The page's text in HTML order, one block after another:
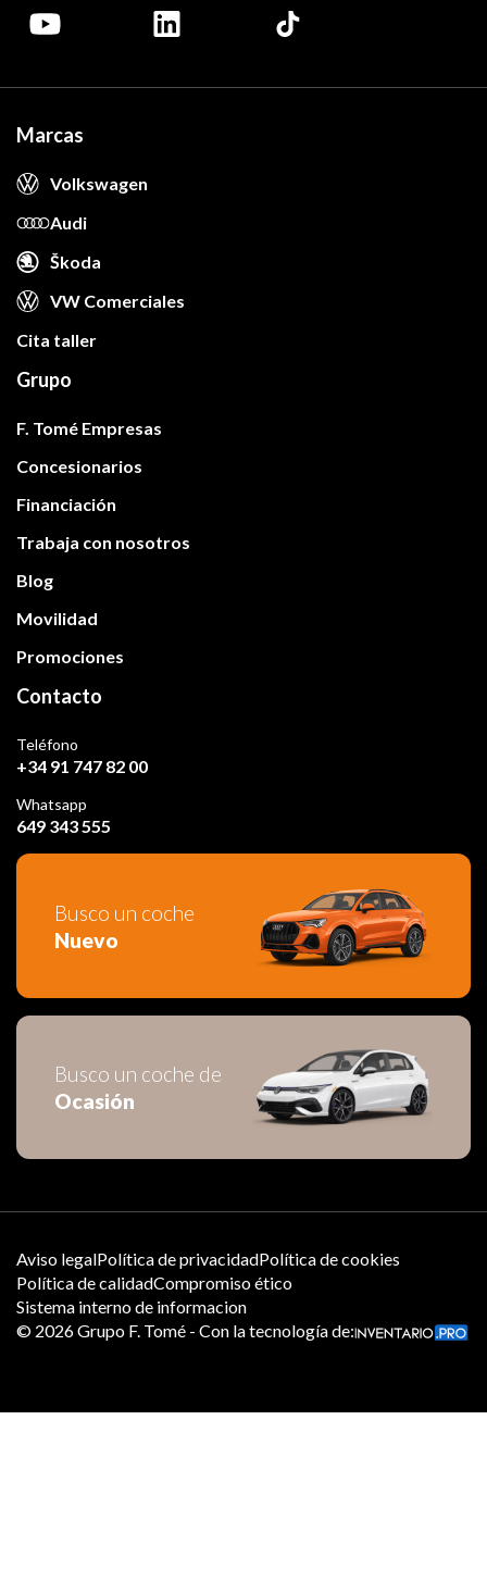
Marcas
Volkswagen
Audi
Škoda
VW Comerciales
Cita taller
Grupo
F. Tomé Empresas
Concesionarios
Financiación
Trabaja con nosotros
Blog
Movilidad
Promociones
Contacto
Teléfono
+34 91 747 82 00
Whatsapp
649 343 555
Busco un coche
Nuevo
Busco un coche de
Ocasión
Aviso legalPolítica de privacidadPolítica de cookies
Política de calidadCompromiso ético
Sistema interno de informacion
© 2026Grupo F. Tomé - Con la tecnología de: